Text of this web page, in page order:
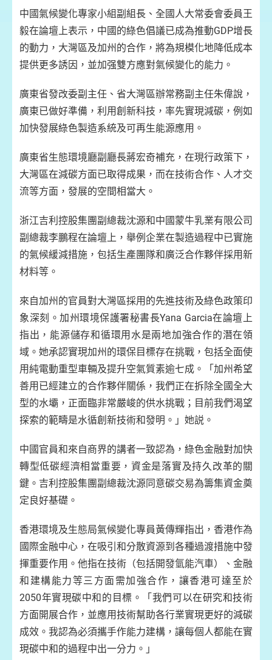
中國氣候變化專家小組副組長、全國人大常委會委員王
毅在論壇上表示，中國的綠色倡議已成為推動GDP增長
的動力，大灣區及加州的合作，將為規模化地降低成本
提供更多誘因，並加强雙方應對氣候變化的能力。
廣東省發改委副主任、省大灣區辦常務副主任朱偉說，
廣東已做好準備，利用創新科技，率先實現減碳，例如
加快發展綠色製造系統及可再生能源應用。
廣東省生態環境廳副廳長蔣宏奇補充，在現行政策下，
大灣區在減碳方面已取得成果，而在技術合作、人才交
流等方面，發展的空間相當大。
浙江吉利控股集團副總裁沈源和中國蒙牛乳業有限公司
副總裁李鵬程在論壇上，舉例企業在製造過程中已實施
的氣候緩減措施，包括生產團隊和廣泛合作夥伴採用新
材料等。
來自加州的官員對大灣區採用的先進技術及綠色政策印
象深刻。加州環境保護署秘書長Yana Garcia在論壇上
指出，能源儲存和循環用水是兩地加強合作的潛在領
域。她承認實現加州的環保目標存在挑戰，包括全面使
用純電動重型車輛及提升空氣質素逾七成。「加州希望
善用已經建立的合作夥伴關係，我們正在拆除全國全大
型的水壩，正面臨非常嚴峻的供水挑戰；目前我們渴望
探索的範疇是水循創新技術和發明。」她説。
中國官員和來自商界的講者一致認為，綠色金融對加快
轉型低碳經濟相當重要，資金是落實及持久改革的關
鍵。吉利控股集團副總裁沈源同意碳交易為籌集資金奠
定良好基礎。
香港環境及生態局氣候變化專員黃傳輝指出，香港作為
國際金融中心，在吸引和分散資源到各種過渡措施中發
揮重要作用。他指在技術（包括開發氫能汽車）、金融
和建構能力等三方面需加強合作，讓香港可達至於
2050年實現碳中和的目標。「我們可以在研究和技術
方面開展合作，並應用技術幫助各行業實現更好的減碳
成效。我認為必須攜手作能力建構，讓每個人都能在實
現碳中和的過程中出一分力。」